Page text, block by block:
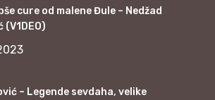
cure od malene Đule – Nedžad
(V1DEO)
– Legende sevdaha, velike